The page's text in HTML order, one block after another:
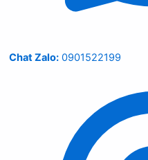
Chat Zalo: 0901522199